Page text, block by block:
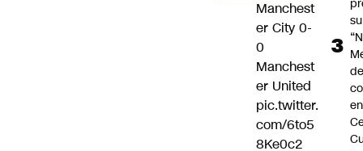
Manchest
er City 0-
0
Manchest
er United
pic.twitter.
com/6to5
8Ke0c2